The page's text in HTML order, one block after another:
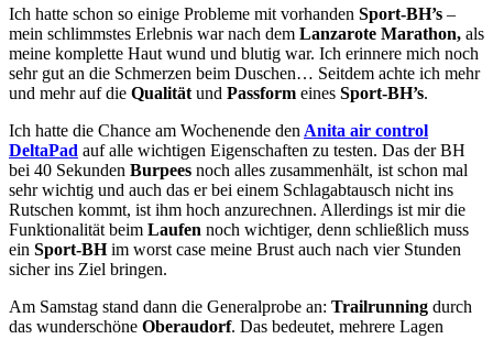
Ich hatte schon so einige Probleme mit vorhanden Sport-BH’s –
mein schlimmstes Erlebnis war nach dem Lanzarote Marathon, als
meine komplette Haut wund und blutig war. Ich erinnere mich noch
sehr gut an die Schmerzen beim Duschen… Seitdem achte ich mehr
und mehr auf die Qualität und Passform eines Sport-BH’s.
Ich hatte die Chance am Wochenende den Anita air control
DeltaPad auf alle wichtigen Eigenschaften zu testen. Das der BH
bei 40 Sekunden Burpees noch alles zusammenhält, ist schon mal
sehr wichtig und auch das er bei einem Schlagabtausch nicht ins
Rutschen kommt, ist ihm hoch anzurechnen. Allerdings ist mir die
Funktionalität beim Laufen noch wichtiger, denn schließlich muss
ein Sport-BHim worst case meine Brust auch nach vier Stunden
sicher ins Ziel bringen.
Am Samstag stand dann die Generalprobe an: Trailrunning durch
das wunderschöne Oberaudorf. Das bedeutet, mehrere Lagen